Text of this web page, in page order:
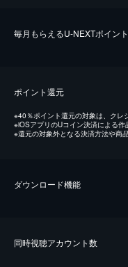
毎⽉もらえるU-NEXTポイント
ポイント還元
※40％ポイント還元の対象は、クレ
※iOSアプリのUコイン決済による作
※還元の対象外となる決済方法や商
ダウンロード機能
同時視聴アカウント数